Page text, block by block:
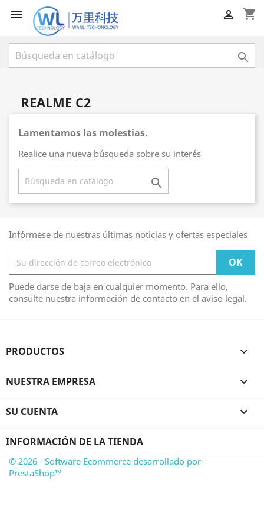
 shopping_cart


REALME C2
Lamentamos las molestias.
Realice una nueva búsqueda sobre su interés

Infórmese de nuestras últimas noticias y ofertas especiales
Puede darse de baja en cualquier momento. Para ello,
consulte nuestra información de contacto en el aviso legal.
PRODUCTOS 
NUESTRA EMPRESA 
SU CUENTA 
INFORMACIÓN DE LA TIENDA
© 2026 - Software Ecommerce desarrollado por
PrestaShop™